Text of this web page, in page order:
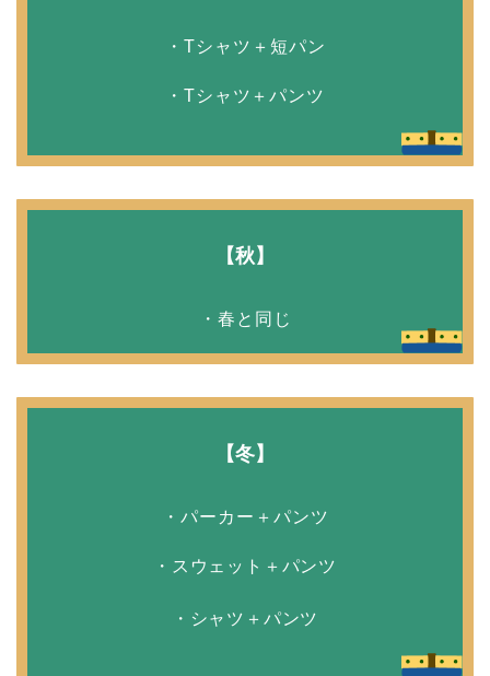
・Tシャツ＋短パン
・Tシャツ＋パンツ
【秋】
・春と同じ
【冬】
・パーカー＋パンツ
・スウェット＋パンツ
・シャツ＋パンツ